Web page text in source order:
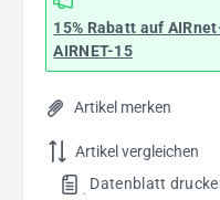
15% Rabatt auf
AIRNET-15
Artikel merken
Artikel vergleichen
. Datenblatt